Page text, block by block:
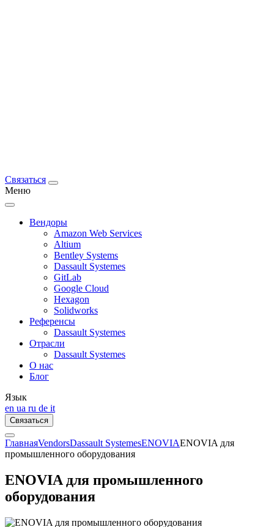
Связаться
Меню
Вендоры
Amazon Web Services
Altium
Bentley Systems
Dassault Systemes
GitLab
Google Cloud
Hexagon
Solidworks
Референсы
Dassault Systemes
Отрасли
Dassault Systemes
О нас
Блог
Язык
en ua ru de it
Связаться
ГлавнаяVendorsDassault SystemesENOVIAENOVIA для
промышленного оборудования
ENOVIA для промышленного
оборудования